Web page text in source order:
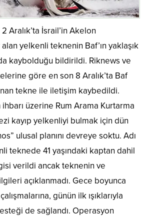
Aralık’ta İsrail’in Akelon
yelkenli teknenin Baf’ın yaklaşık
kaybolduğu bildirildi. Riknews ve
göre en son 8 Aralık’ta Baf
tekne ile iletişim kaybedildi.
ihbarı üzerine Rum Arama Kurtarma
kayıp yelkenliyi bulmak için dün
ulusal planını devreye soktu. Adı
teknede 41 yaşındaki kaptan dahil
verildi ancak teknenin ve
açıklanmadı. Gece boyunca
günün ilk ışıklarıyla
de sağlandı. Operasyon